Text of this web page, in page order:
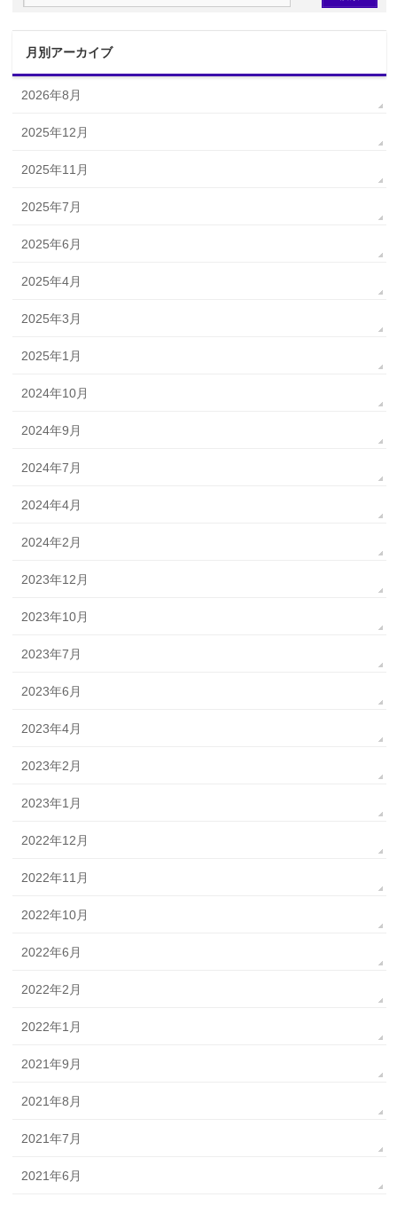
月別アーカイブ
2026年8月
2025年12月
2025年11月
2025年7月
2025年6月
2025年4月
2025年3月
2025年1月
2024年10月
2024年9月
2024年7月
2024年4月
2024年2月
2023年12月
2023年10月
2023年7月
2023年6月
2023年4月
2023年2月
2023年1月
2022年12月
2022年11月
2022年10月
2022年6月
2022年2月
2022年1月
2021年9月
2021年8月
2021年7月
2021年6月